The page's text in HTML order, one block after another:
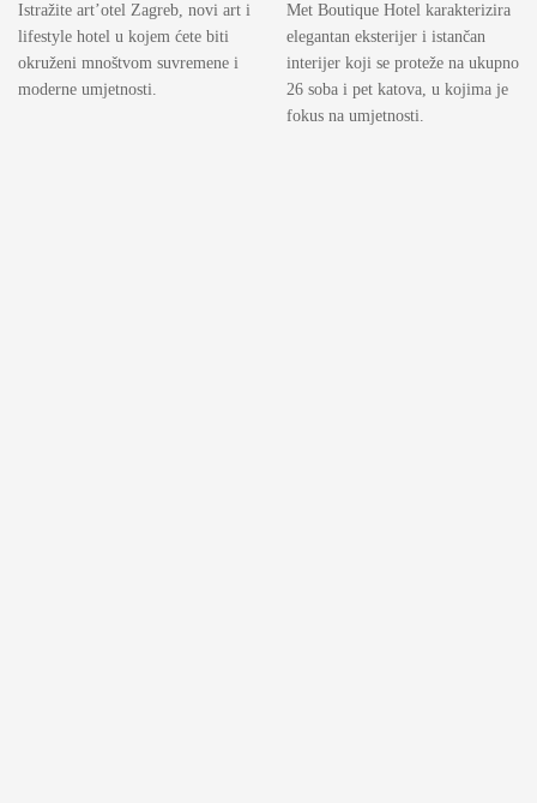
Istražite art’otel Zagreb, novi art i
lifestyle hotel u kojem ćete biti
okruženi mnoštvom suvremene i
moderne umjetnosti.
Met Boutique Hotel karakterizira
elegantan eksterijer i istančan
interijer koji se proteže na ukupno
26 soba i pet katova, u kojima je
fokus na umjetnosti.